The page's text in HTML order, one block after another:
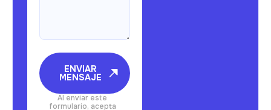
ENVIAR
MENSAJE
Al enviar este
formulario, acepta